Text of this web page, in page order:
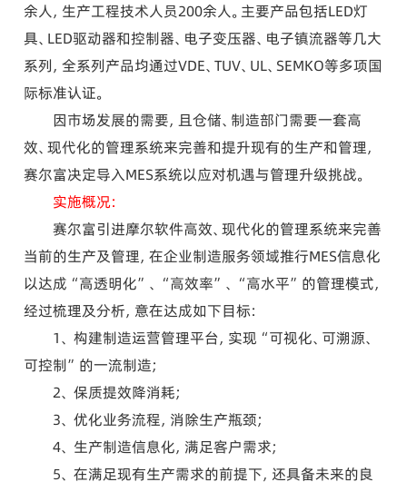
余人，生产工程技术人员200余人。主要产品包括LED灯
具、LED驱动器和控制器、电子变压器、电子镇流器等几大
系列，全系列产品均通过VDE、TUV、UL、SEMKO等多项国
际标准认证。
因市场发展的需要，且仓储、制造部门需要一套高
效、现代化的管理系统来完善和提升现有的生产和管理，
赛尔富决定导入MES系统以应对机遇与管理升级挑战。
实施概况：
赛尔富引进摩尔软件高效、现代化的管理系统来完善
当前的生产及管理，在企业制造服务领域推行MES信息化
以达成“高透明化”、“高效率”、“高水平”的管理模式，
经过梳理及分析，意在达成如下目标：
1、 构建制造运营管理平台，实现“可视化、可溯源、
可控制”的一流制造;
2、 保质提效降消耗;
3、 优化业务流程，消除生产瓶颈;
4、 生产制造信息化，满足客户需求;
5、 在满足现有生产需求的前提下，还具备未来的良